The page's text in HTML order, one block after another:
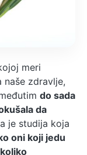
meri
zdravlje,
do sada
da
je studija koja
oni koji jedu